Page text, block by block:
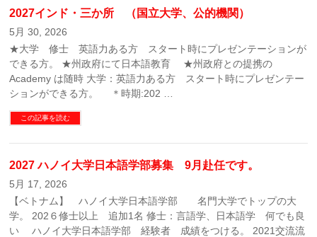
2027インド・三か所 （国立大学、公的機関）
5月 30, 2026
★大学 修士 英語力ある方 スタート時にプレゼンテーションが
できる方。 ★州政府にて日本語教育 ★州政府との提携の
Academy は随時 大学：英語力ある方 スタート時にプレゼンテー
ションができる方。 ＊時期:202 …
この記事を読む
2027 ハノイ大学日本語学部募集 9月赴任です。
5月 17, 2026
【ベトナム】 ハノイ大学日本語学部 名門大学でトップの大
学。 202６修士以上 追加1名 修士：言語学、日本語学 何でも良
い ハノイ大学日本語学部 経験者 成績をつける。 2021交流流